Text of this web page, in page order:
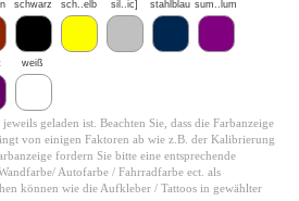
schwarz sch..elb sil..ic] stahlblau sum..lum
weiß
geladen ist. Beachten Sie, dass die Farbanzeige
von einigen Faktoren ab wie z.B. der Kalibrierung
fordern Sie bitte eine entsprechende
Autofarbe / Fahrradfarbe ect. als
können wie die Aufkleber / Tattoos in gewählter